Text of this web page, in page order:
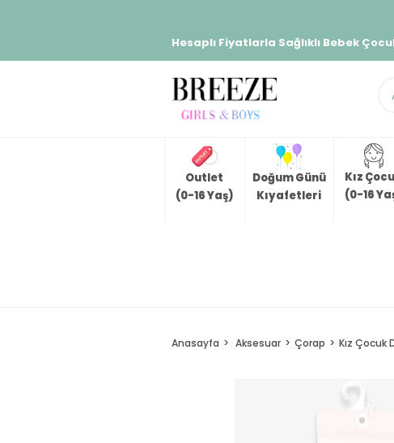
Hesaplı Fiyatlarla Sağlıklı Bebek
Outlet
(0-16 Yaş)
Doğum Günü
Kıyafetleri
Kız
(0-16
Anasayfa Aksesuar Çorap Kız Çocuk